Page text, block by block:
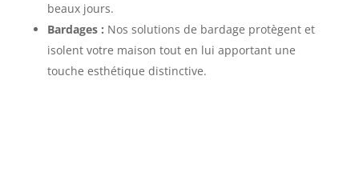
beaux jours.
Bardages : Nos solutions de bardage protègent et
isolent votre maison tout en lui apportant une
touche esthétique distinctive.